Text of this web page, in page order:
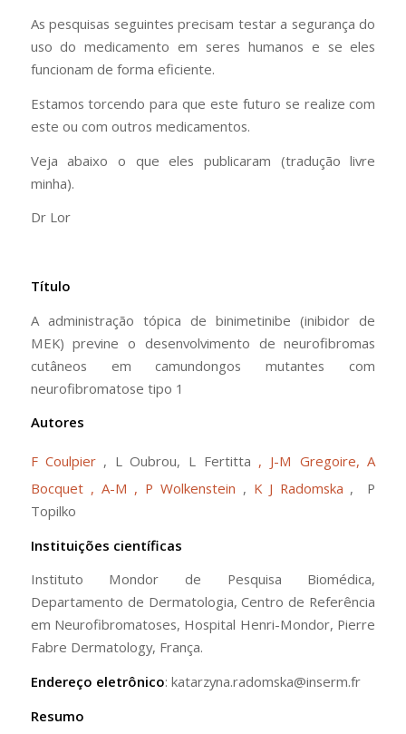
As pesquisas seguintes precisam testar a segurança do
uso do medicamento em seres humanos e se eles
funcionam de forma eficiente.
Estamos torcendo para que este futuro se realize com
este ou com outros medicamentos.
Veja abaixo o que eles publicaram (tradução livre
minha).
Dr Lor
Título
A administração tópica de binimetinibe (inibidor de
MEK) previne o desenvolvimento de neurofibromas
cutâneos em camundongos mutantes com
neurofibromatose tipo 1
Autores
F Coulpier , L Oubrou, L Fertitta , J-M Gregoire, A
Bocquet , A-M , P Wolkenstein , K J Radomska ,
P
Topilko
Instituições científicas
Instituto Mondor de Pesquisa Biomédica,
Departamento de Dermatologia, Centro de Referência
em Neurofibromatoses, Hospital Henri-Mondor, Pierre
Fabre Dermatology, França.
Endereço eletrônico: katarzyna.radomska@inserm.fr
Resumo